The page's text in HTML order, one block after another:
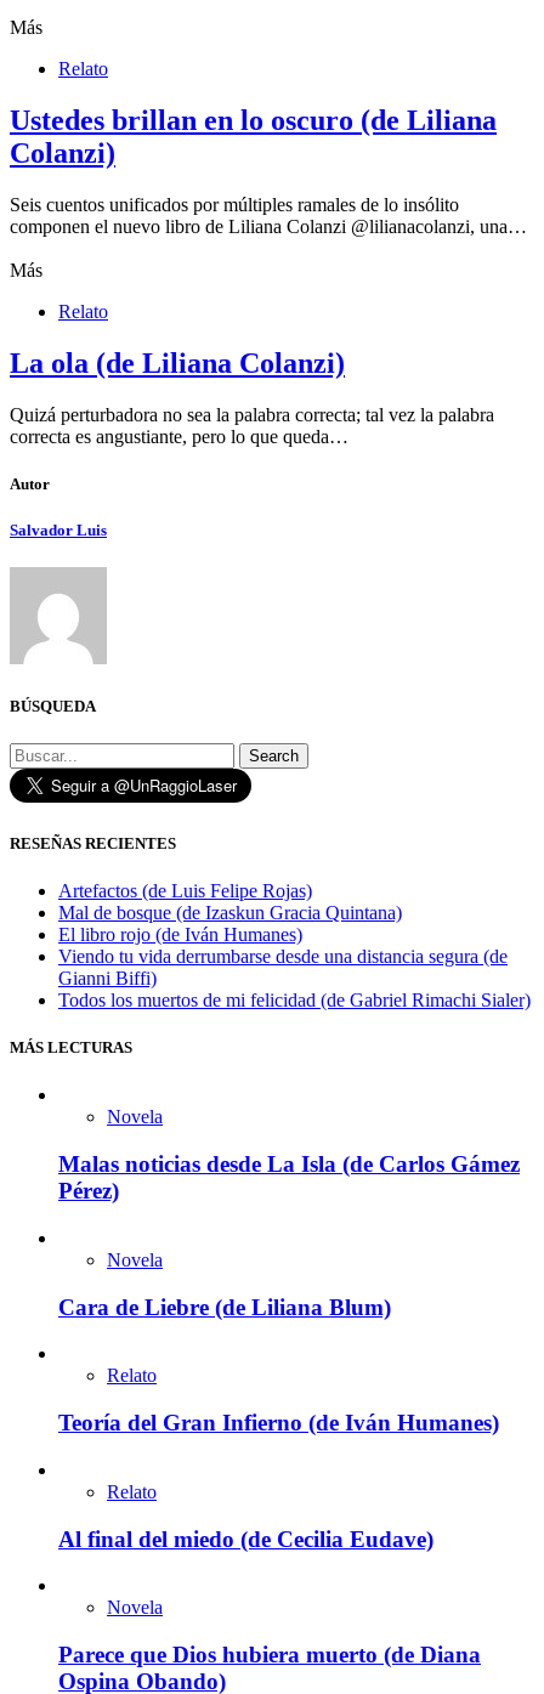
Más
Relato
Ustedes brillan en lo oscuro (de Liliana
Colanzi)
Seis cuentos unificados por múltiples ramales de lo insólito
componen el nuevo libro de Liliana Colanzi @lilianacolanzi, una…
Más
Relato
La ola (de Liliana Colanzi)
Quizá perturbadora no sea la palabra correcta; tal vez la palabra
correcta es angustiante, pero lo que queda…
Autor
Salvador Luis
BÚSQUEDA
Search
RESEÑAS RECIENTES
Artefactos (de Luis Felipe Rojas)
Mal de bosque (de Izaskun Gracia Quintana)
El libro rojo (de Iván Humanes)
Viendo tu vida derrumbarse desde una distancia segura (de
Gianni Biffi)
Todos los muertos de mi felicidad (de Gabriel Rimachi Sialer)
MÁS LECTURAS
Novela
Malas noticias desde La Isla (de Carlos Gámez
Pérez)
Novela
Cara de Liebre (de Liliana Blum)
Relato
Teoría del Gran Infierno (de Iván Humanes)
Relato
Al final del miedo (de Cecilia Eudave)
Novela
Parece que Dios hubiera muerto (de Diana
Ospina Obando)